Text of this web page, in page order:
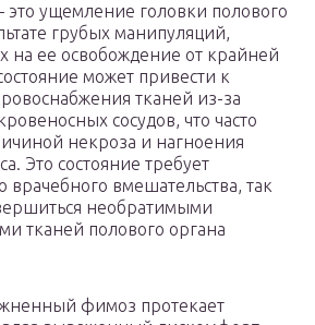
ущемление головки полового
грубых манипуляций,
на ее освобождение от крайней
может привести к
тканей из-за
сосудов, что часто
некроза и нагноения
Это состояние требует
врачебного вмешательства, так
необратимыми
тканей полового органа
фимоз протекает